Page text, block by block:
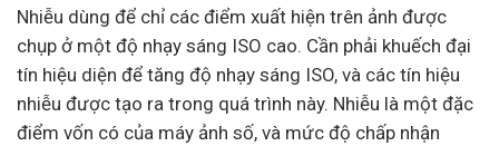
Nhiễu dùng để chỉ các điểm xuất hiện trên ảnh được
chụp ở một độ nhạy sáng ISO cao. Cần phải khuếch đại
tín hiệu diện để tăng độ nhạy sáng ISO, và các tín hiệu
nhiễu được tạo ra trong quá trình này. Nhiễu là một đặc
điểm vốn có của máy ảnh số, và mức độ chấp nhận